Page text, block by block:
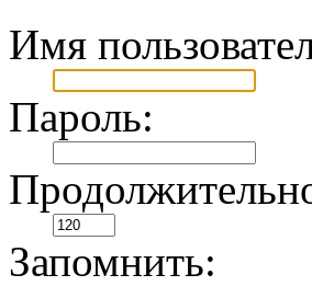
Имя
Пароль:
Запомнить: